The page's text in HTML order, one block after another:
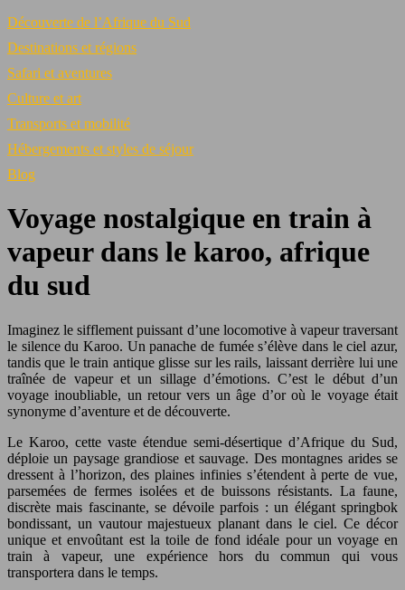
Découverte de l’Afrique du Sud
Destinations et régions
Safari et aventures
Culture et art
Transports et mobilité
Hébergements et styles de séjour
Blog
Voyage nostalgique en train à
vapeur dans le karoo, afrique
du sud
Imaginez le sifflement puissant d’une locomotive à vapeur traversant
le silence du Karoo. Un panache de fumée s’élève dans le ciel azur,
tandis que le train antique glisse sur les rails, laissant derrière lui une
traînée de vapeur et un sillage d’émotions. C’est le début d’un
voyage inoubliable, un retour vers un âge d’or où le voyage était
synonyme d’aventure et de découverte.
Le Karoo, cette vaste étendue semi-désertique d’Afrique du Sud,
déploie un paysage grandiose et sauvage. Des montagnes arides se
dressent à l’horizon, des plaines infinies s’étendent à perte de vue,
parsemées de fermes isolées et de buissons résistants. La faune,
discrète mais fascinante, se dévoile parfois : un élégant springbok
bondissant, un vautour majestueux planant dans le ciel. Ce décor
unique et envoûtant est la toile de fond idéale pour un voyage en
train à vapeur, une expérience hors du commun qui vous
transportera dans le temps.